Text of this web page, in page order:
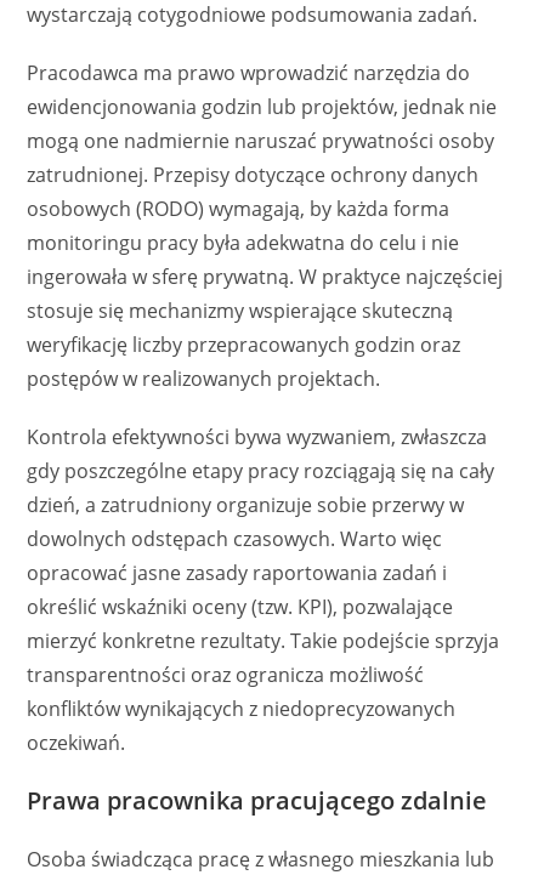
wystarczają cotygodniowe podsumowania zadań.
Pracodawca ma prawo wprowadzić narzędzia do
ewidencjonowania godzin lub projektów, jednak nie
mogą one nadmiernie naruszać prywatności osoby
zatrudnionej. Przepisy dotyczące ochrony danych
osobowych (RODO) wymagają, by każda forma
monitoringu pracy była adekwatna do celu i nie
ingerowała w sferę prywatną. W praktyce najczęściej
stosuje się mechanizmy wspierające skuteczną
weryfikację liczby przepracowanych godzin oraz
postępów w realizowanych projektach.
Kontrola efektywności bywa wyzwaniem, zwłaszcza
gdy poszczególne etapy pracy rozciągają się na cały
dzień, a zatrudniony organizuje sobie przerwy w
dowolnych odstępach czasowych. Warto więc
opracować jasne zasady raportowania zadań i
określić wskaźniki oceny (tzw. KPI), pozwalające
mierzyć konkretne rezultaty. Takie podejście sprzyja
transparentności oraz ogranicza możliwość
konfliktów wynikających z niedoprecyzowanych
oczekiwań.
Prawa pracownika pracującego zdalnie
Osoba świadcząca pracę z własnego mieszkania lub